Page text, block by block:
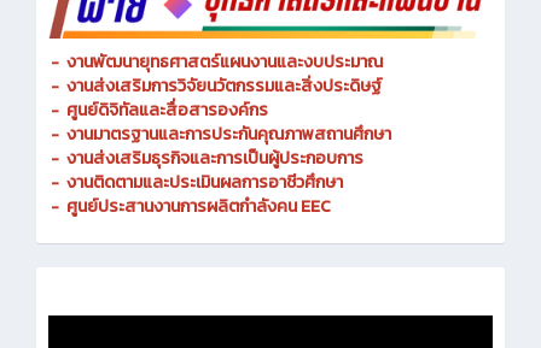
- งานพัฒนายุทธศาสตร์แผนงานและงบประมาณ
- งานส่งเสริมการวิจัยนวัตกรรมและสิ่งประดิษฐ์
- ศูนย์ดิจิทัลและสื่อสารองค์กร
- งานมาตรฐานและการประกันคุณภาพสถานศึกษา
- งานส่งเสริมธุรกิจและการเป็นผู้ประกอบการ
- งานติดตามและประเมินผลการอาชีวศึกษา
-ศูนย์ประสานงานการผลิตกำลังคน EEC